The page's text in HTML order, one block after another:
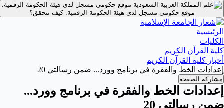
موقع حكومي مسجل لدى هيئة الحكومة الرقمية.
موقع حكومي مسجل لدى هيئة الحكومة الرقمية.كيف تتحقق؟
الرئيسية
الكليات
كلية القرآن الكريم
أخبار كلية القرآن الكريم
إعدادات الخط والفقرة في برنامج وورد... ضمن رسالتي 20
مشاركة الصفحة
إعدادات الخط والفقرة في برنامج وورد...
ضمن رسالتي 20